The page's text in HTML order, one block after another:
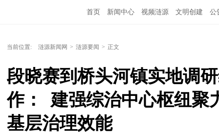
首页 新闻中心 视频涟源 文明创建 公
当前位置: 涟源新闻网 > 涟源要闻 > 正文
段晓赛到桥头河镇实地调
作：  建强综治中心枢纽聚
基层治理效能